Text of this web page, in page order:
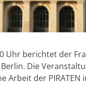
Uhr berichtet der
Die
Arbeit der PIRATEN